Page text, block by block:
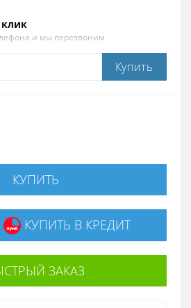
и мы перезвоним
Купить
КУПИТЬ
КУПИТЬ В КРЕДИТ
ЗАКАЗ